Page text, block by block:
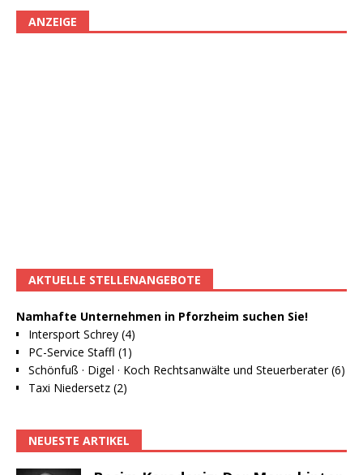
ANZEIGE
AKTUELLE STELLENANGEBOTE
Namhafte Unternehmen in Pforzheim suchen Sie!
Intersport Schrey (4)
PC-Service Staffl (1)
Schönfuß · Digel · Koch Rechtsanwälte und Steuerberater (6)
Taxi Niedersetz (2)
NEUESTE ARTIKEL